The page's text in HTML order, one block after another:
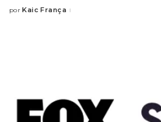
Posted
por Kaic França